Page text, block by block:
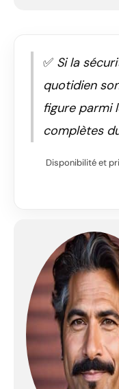
✅ Si la
quotidien
figure parmi
complètes
Disponibilité et